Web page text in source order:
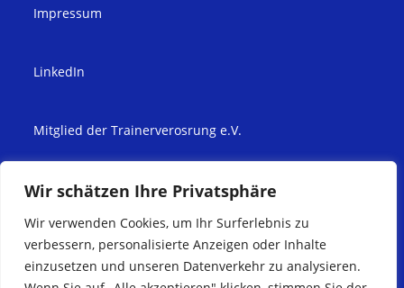
Wir schätzen Ihre Privatsphäre
Wir verwenden Cookies, um Ihr Surferlebnis zu
verbessern, personalisierte Anzeigen oder Inhalte
einzusetzen und unseren Datenverkehr zu analysieren.
Impressum
LinkedIn
Mitglied der Trainerverosrung e.V.
Copyright Inga-Maria Düsing, freiberuflich tätig & Miriam Holzmann
Designs 2025